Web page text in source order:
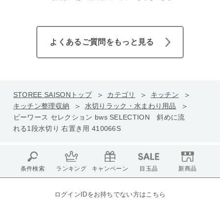
よくあるご質問をもっと見る
STOREE SAISONトップ カテゴリ
キッチン
キッチン整理収納
水切りラック・水まわり用品
ビーワース セレクション bws SELECTION 斜めに流
れる1段水切り 右置き用 410066S
条件検索 ランキング キャンペーン 目玉品 新商品
ログインIDをお持ちでない方はこちら